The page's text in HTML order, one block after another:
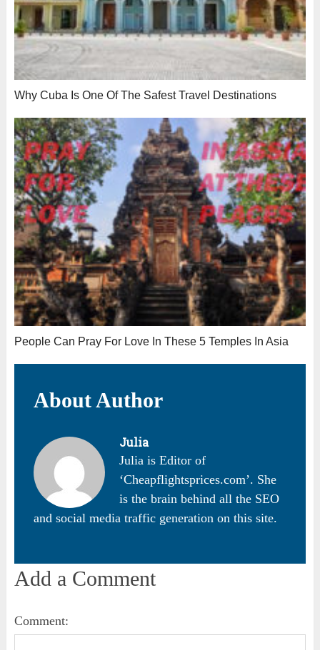
Why Cuba Is One Of The Safest Travel Destinations
People Can Pray For Love In These 5 Temples In Asia
About Author
Julia
Julia is Editor of
‘Cheapflightsprices.com’. She
is the brain behind all the SEO
and social media traffic generation on this site.
Add a Comment
Comment: